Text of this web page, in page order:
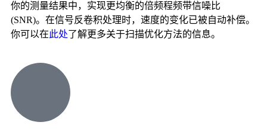
你的测量结果中，实现更均衡的倍频程频带信噪比
(SNR)。在信号反卷积处理时，速度的变化已被自动补偿。
你可以在此处了解更多关于扫描优化方法的信息。